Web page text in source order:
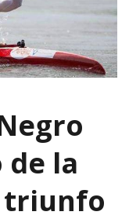
de la
triunfo